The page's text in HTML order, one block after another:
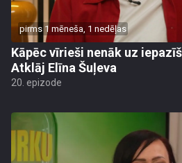
pirms 1 mēneša, 1 nedēļas
Kāpēc vīrieši nenāk uz
Atklāj Elīna Šuļeva
20. epizode